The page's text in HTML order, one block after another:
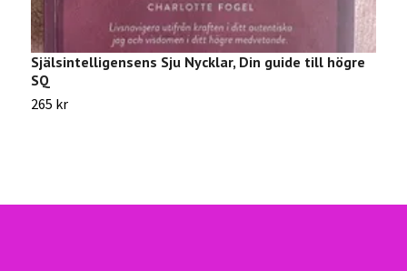
Själsintelligensens Sju Nycklar, Din guide till högre
SQ
265 kr